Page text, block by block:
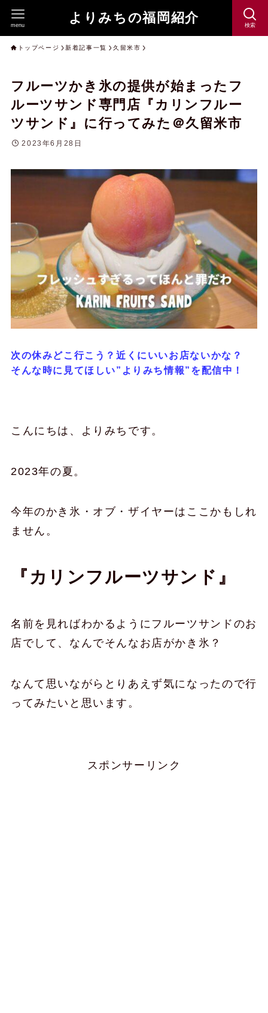
よりみちの福岡紹介 検索
menu
トップページ 新着記事一覧 久留米市
フルーツかき氷の提供が始まったフ
ルーツサンド専門店『カリンフルー
ツサンド』に行ってみた＠久留米市
2023年6月28日
次の休みどこ行こう？近くにいいお店ないかな？
そんな時に見てほしい”よりみち情報”を配信中！
こんにちは、よりみちです。
2023年の夏。
今年のかき氷・オブ・ザイヤーはここかもしれ
ません。
『カリンフルーツサンド』
名前を見ればわかるようにフルーツサンドのお
店でして、なんでそんなお店がかき氷？
なんて思いながらとりあえず気になったので行
ってみたいと思います。
スポンサーリンク